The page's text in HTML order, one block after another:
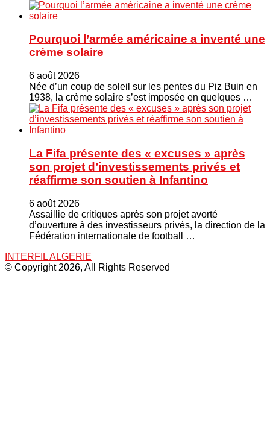
Pourquoi l’armée américaine a inventé une
crème solaire
6 août 2026
Née d’un coup de soleil sur les pentes du Piz Buin en
1938, la crème solaire s’est imposée en quelques …
La Fifa présente des « excuses » après
son projet d’investissements privés et
réaffirme son soutien à Infantino
6 août 2026
Assaillie de critiques après son projet avorté
d’ouverture à des investisseurs privés, la direction de la
Fédération internationale de football …
INTERFIL ALGERIE
© Copyright 2026, All Rights Reserved